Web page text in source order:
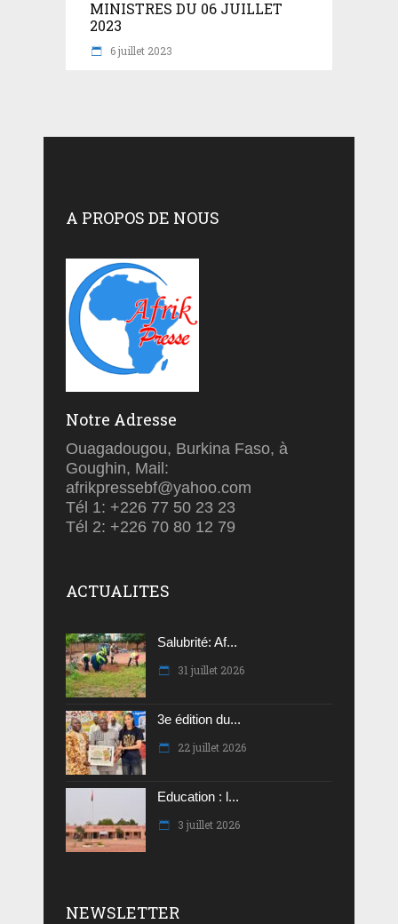
MINISTRES DU 06 JUILLET
2023
6 juillet 2023
A PROPOS DE NOUS
Notre Adresse
Ouagadougou, Burkina Faso, à
Goughin, Mail:
afrikpressebf@yahoo.com
Tél 1: +226 77 50 23 23
Tél 2: +226 70 80 12 79
ACTUALITES
Salubrité: Af...
31 juillet 2026
3e édition du...
22 juillet 2026
Education : l...
3 juillet 2026
NEWSLETTER